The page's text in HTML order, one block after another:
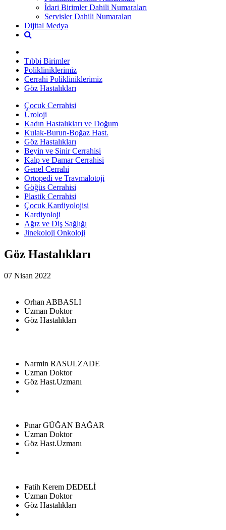
İdari Birimler Dahili Numaraları
Servisler Dahili Numaraları
Dijital Medya
Tıbbi Birimler
Polikliniklerimiz
Cerrahi Polikliniklerimiz
Göz Hastalıkları
Çocuk Cerrahisi
Üroloji
Kadın Hastalıkları ve Doğum
Kulak-Burun-Boğaz Hast.
Göz Hastalıkları
Beyin ve Sinir Cerrahisi
Kalp ve Damar Cerrahisi
Genel Cerrahi
Ortopedi ve Travmalotoji
Göğüs Cerrahisi
Plastik Cerrahisi
Çocuk Kardiyolojisi
Kardiyoloji
Ağız ve Diş Sağlığı
Jinekoloji Onkoloji
Göz Hastalıkları
07 Nisan 2022
Orhan ABBASLI
Uzman Doktor
Göz Hastalıkları
Narmin RASULZADE
Uzman Doktor
Göz Hast.Uzmanı
Pınar GÜĞAN BAĞAR
Uzman Doktor
Göz Hast.Uzmanı
Fatih Kerem DEDELİ
Uzman Doktor
Göz Hastalıkları